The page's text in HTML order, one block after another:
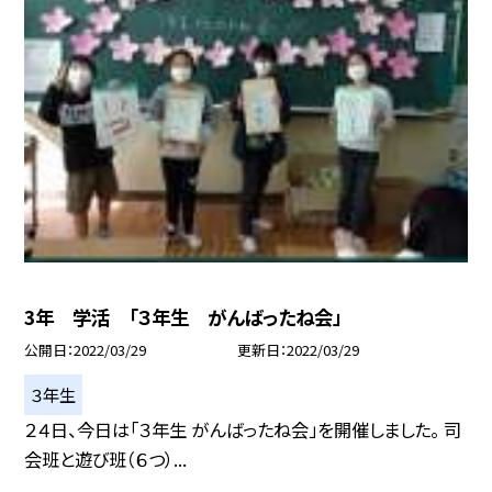
3年 学活 「３年生 がんばったね会」
公開日 2022/03/29 更新日 2022/03/29
３年生
２４日、今日は「３年生 がんばったね会」を開催しました。 司
会班と遊び班（６つ）...